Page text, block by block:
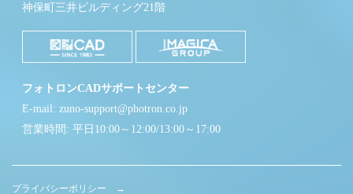
神保町三井ビルディング21階
フォトロンCADサポートセンター
E-mail: zuno-support@photron.co.jp
営業時間: 平日10:00～12:00/13:00～17:00
プライバシーポリシー →